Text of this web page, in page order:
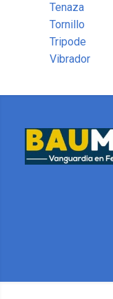
Tenaza
Tornillo
Tripode
Vibrador